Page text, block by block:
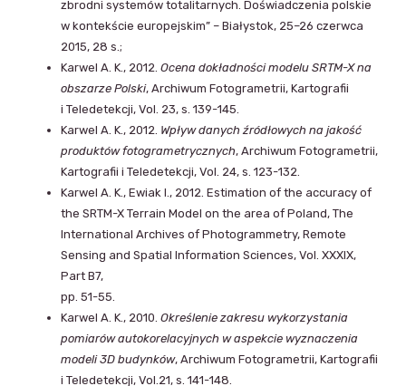
zbrodni systemów totalitarnych. Doświadczenia polskie
w kontekście europejskim” – Białystok, 25–26 czerwca
2015, 28 s.;
Karwel A. K., 2012. Ocena dokładności modelu SRTM-X na
obszarze Polski, Archiwum Fotogrametrii, Kartografii
i Teledetekcji, Vol. 23, s. 139-145.
Karwel A. K., 2012. Wpływ danych źródłowych na jakość
produktów fotogrametrycznych, Archiwum Fotogrametrii,
Kartografii i Teledetekcji, Vol. 24, s. 123-132.
Karwel A. K., Ewiak I., 2012. Estimation of the accuracy of
the SRTM-X Terrain Model on the area of Poland, The
International Archives of Photogrammetry, Remote
Sensing and Spatial Information Sciences, Vol. XXXIX,
Part B7,
pp. 51-55.
Karwel A. K., 2010. Określenie zakresu wykorzystania
pomiarów autokorelacyjnych w aspekcie wyznaczenia
modeli 3D budynków, Archiwum Fotogrametrii, Kartografii
i Teledetekcji, Vol.21, s. 141-148.